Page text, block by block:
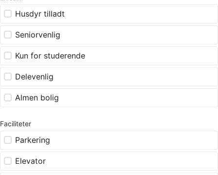
Husdyr tilladt
Seniorvenlig
Kun for studerende
Delevenlig
Almen bolig
Faciliteter
Parkering
Elevator